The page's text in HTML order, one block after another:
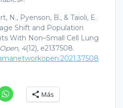
N., Pyenson, B., & Taioli, E.
Shift and Population
With Non–Small Cell Lung
4(12), e2137508.
Más